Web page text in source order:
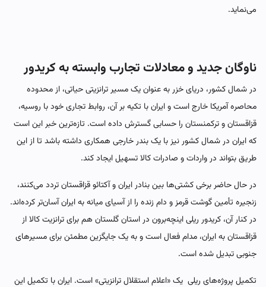
می‌نماید.
ناوگان جدید و معادلات تجارب وابسته به کریدور
در شمال کشور، دریای خزر به عنوان یک مسیر ترانزیتی حیاتی، از محدوده
محاصره آمریکا خارج است و ایران با تکیه بر آن، روابط تجاری خود با روسیه،
قزاقستان و ترکمنستان را حسابی گسترش داده است. تازه‌ترین خبر این است
که ایران در شمال کشور نیز با یک بندر خارجی همکاری داشته باشد تا از این
طریق بتواند در واردات و صادرات کالا تسهیل ایجاد کند.
در حال حاضر برخی کشتی‌ها بین بنادر ایران و آکتائو قزاقستان تردد می‌کنند،
زنجیره تأمین گوشت قرمز و دام زنده را از آسیای میانه به ایران آسان‌تر کرده‌اند.
در کنار آن، کریدور ریلی اینچه‌برون در استان گلستان هم برای ترانزیت کالا از
قزاقستان به ایران، مدام فعال است و به یک جایگزین مطمئن برای مسیرهای
جنوبی تبدیل شده است.
تکمیل پروژه‌های ریلی یک «اعلام استقلال ترانزیتی» است. ایران با تکمیل این